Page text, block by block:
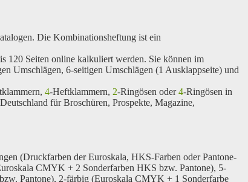
Die Kombinationsheftung ist ein
120 Seiten online kalkuliert werden. Sie können im
Umschlägen, 6-seitigen Umschlägen (1 Ausklappseite) und
4-Heftklammern, 2-Ringösen oder4-Ringösen in
für Broschüren, Prospekte, Magazine,
(Druckfarben der Euroskala, HKS-Farben oder Pantone-
CMYK + 2 Sonderfarben HKS bzw. Pantone), 5-
Pantone), 2-färbig (Euroskala CMYK + 1 Sonderfarbe